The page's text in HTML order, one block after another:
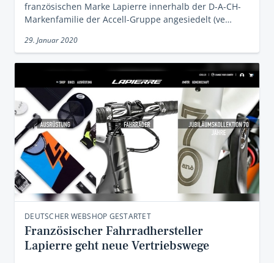
französischen Marke Lapierre innerhalb der D-A-CH-
Markenfamilie der Accell-Gruppe angesiedelt (ve…
29. Januar 2020
DEUTSCHER WEBSHOP GESTARTET
Französischer Fahrradhersteller
Lapierre geht neue Vertriebswege